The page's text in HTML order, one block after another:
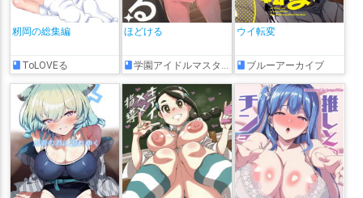
籾岡の総集編
ToLOVEる
ほどける
学園アイドルマスター
ウイ転変
ブルーアーカイブ